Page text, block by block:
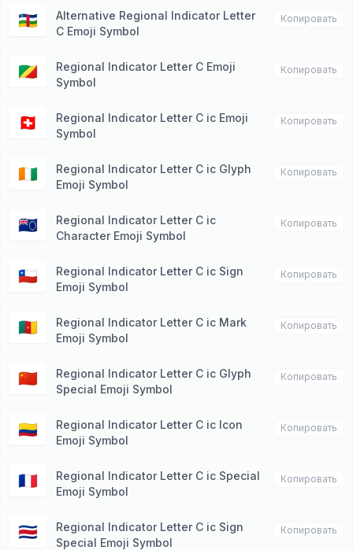
🇨🇫
Alternative Regional Indicator Letter
C Emoji Symbol
Копировать
🇨🇬
Regional Indicator Letter C Emoji
Symbol
Копировать
🇨🇭
Regional Indicator Letter C ic Emoji
Symbol
Копировать
🇨🇮
Regional Indicator Letter C ic Glyph
Emoji Symbol
Копировать
🇨🇰
Regional Indicator Letter C ic
Character Emoji Symbol
Копировать
🇨🇱
Regional Indicator Letter C ic Sign
Emoji Symbol
Копировать
🇨🇲
Regional Indicator Letter C ic Mark
Emoji Symbol
Копировать
🇨🇳
Regional Indicator Letter C ic Glyph
Special Emoji Symbol
Копировать
🇨🇴
Regional Indicator Letter C ic Icon
Emoji Symbol
Копировать
🇨🇵
Regional Indicator Letter C ic Special
Emoji Symbol
Копировать
🇨🇷
Regional Indicator Letter C ic Sign
Special Emoji Symbol
Копировать